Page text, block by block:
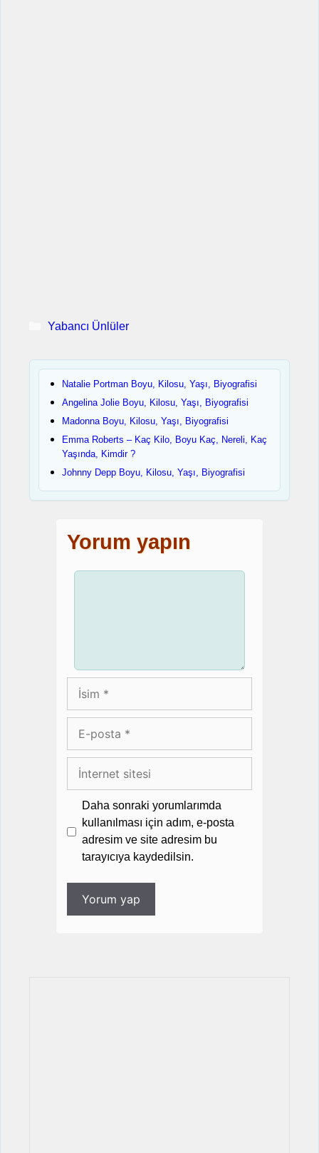
Kategoriler
Yabancı Ünlüler
Natalie Portman Boyu, Kilosu, Yaşı, Biyografisi
Angelina Jolie Boyu, Kilosu, Yaşı, Biyografisi
Madonna Boyu, Kilosu, Yaşı, Biyografisi
Emma Roberts – Kaç Kilo, Boyu Kaç, Nereli, Kaç
Yaşında, Kimdir ?
Johnny Depp Boyu, Kilosu, Yaşı, Biyografisi
Yorum yapın
İsim
posta
İnternet
sitesi
Daha sonraki yorumlarımda
kullanılması için adım, e-posta
adresim ve site adresim bu
tarayıcıya kaydedilsin.